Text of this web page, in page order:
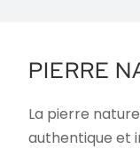
PIERRE
La pierre
authentique et